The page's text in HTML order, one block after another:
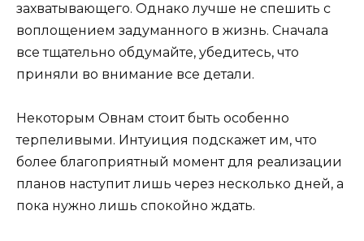
захватывающего. Однако лучше не спешить с
воплощением задуманного в жизнь. Сначала
все тщательно обдумайте, убедитесь, что
приняли во внимание все детали.
Некоторым Овнам стоит быть особенно
терпеливыми. Интуиция подскажет им, что
более благоприятный момент для реализации
планов наступит лишь через несколько дней, а
пока нужно лишь спокойно ждать.